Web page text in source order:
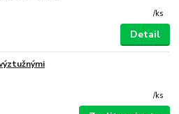
/ks
Detail
/ks